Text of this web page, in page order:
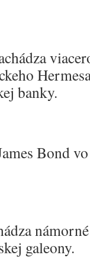
banky.
Bond
galeony.